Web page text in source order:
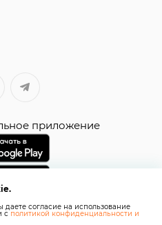
приложение
даете согласие на использование
сполитикой конфиденциальности и